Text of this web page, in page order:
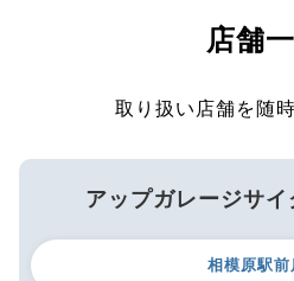
店舗
取り扱い店舗を随
アップガレージサ
相模原駅前